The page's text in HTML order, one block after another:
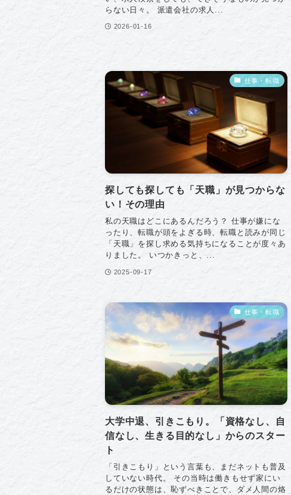
らない日々。 派遣会社の求人...
2026-01-16
仕事・転職
探しても探しても「天職」が見つからな
い！その理由
私の天職はどこにあるんだろう？ 仕事が嫌にな
ったり、転職が頭をよぎる時、転職と読みが同じ
「天職」を探し求める気持ちになることが度々あ
りました。 いつかきっと、...
2025-09-17
仕事・転職
大学中退、引きこもり。「資格なし、自
信なし、生きる目的なし」からのスター
ト
「引きこもり」という言葉も、まだネットも普及
していない時代。 その当時は働きもせず家にい
るだけの状態は、恥ずべきことで、ダメ人間の烙